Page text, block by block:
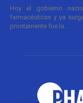
Hoy el gobierno
farmacéuticas y ya
prontamente fue la...